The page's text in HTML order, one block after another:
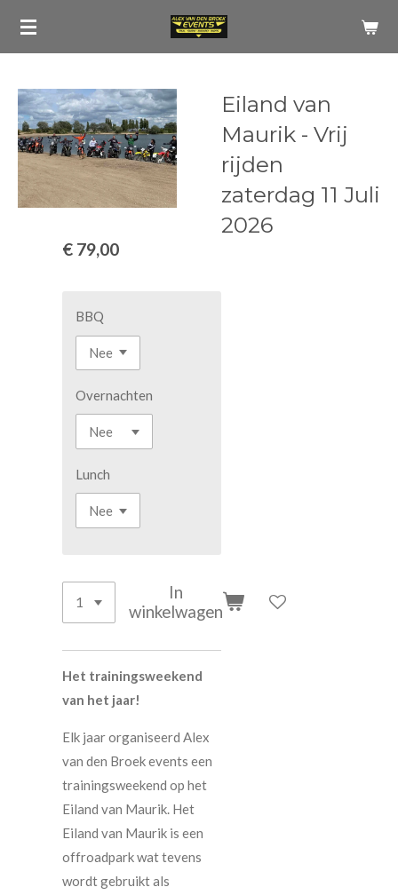
Ga
de
hoofdinhoud
Eiland van
Maurik - Vrij
rijden
zaterdag 11 Juli
2026
€ 79,00
BBQ
Overnachten
Lunch
In
winkelwagen
Het trainingsweekend
van het jaar!
Elk jaar organiseerd Alex
van den Broek events een
trainingsweekend op het
Eiland van Maurik. Het
Eiland van Maurik is een
offroadpark wat tevens
wordt gebruikt als